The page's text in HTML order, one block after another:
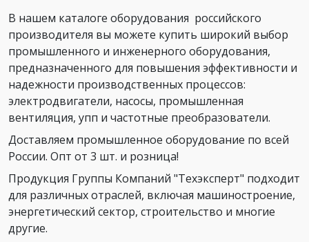
В нашем каталоге оборудования российского
производителя вы можете купить широкий выбор
промышленного и инженерного оборудования,
предназначенного для повышения эффективности и
надежности производственных процессов:
электродвигатели, насосы, промышленная
вентиляция, упп и частотные преобразователи.
Доставляем промышленное оборудование по всей
России. Опт от 3 шт. и розница!
Продукция Группы Компаний "Техэксперт" подходит
для различных отраслей, включая машиностроение,
энергетический сектор, строительство и многие
другие.